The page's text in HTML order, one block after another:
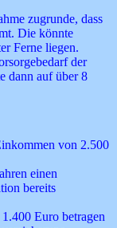
zugrunde, dass
Die könnte
Ferne liegen.
der
dann auf über 8
von 2.500
einen
bereits
Euro betragen